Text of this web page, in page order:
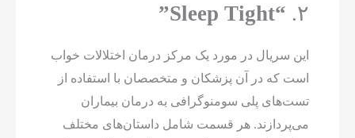
۲. “Sleep Tight”
این سریال در مورد یک مرکز درمان اختلالات خواب
است که در آن پزشکان و متخصصان با استفاده از
تست‌های پلی سومنوگرافی به درمان بیماران
می‌پردازند. هر قسمت شامل داستان‌های مختلف